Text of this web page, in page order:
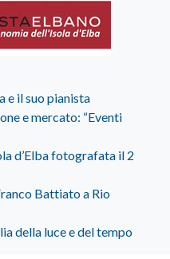
e il suo pianista
e mercato: “Eventi
d’Elba fotografata il 2
Battiato a Rio
della luce e del tempo